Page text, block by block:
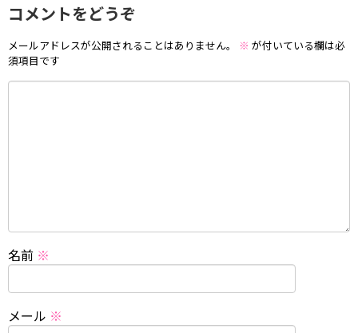
コメントをどうぞ
メールアドレスが公開されることはありません。 ※ が付いている欄は必
須項目です
名前 ※
メール ※